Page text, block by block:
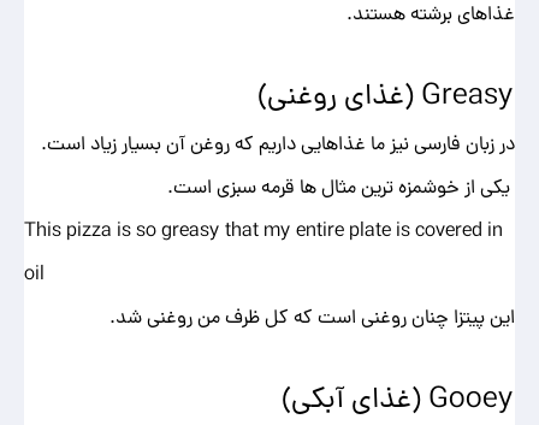
غذاهای برشته هستند.
Greasy (غذای روغنی)
در زبان فارسی نیز ما غذاهایی داریم که روغن آن بسیار زیاد است.
یکی از خوشمزه ترین مثال ها قرمه سبزی است.
This pizza is so greasy that my entire plate is covered in
oil
این پیتزا چنان روغنی است که کل ظرف من روغنی شد.
Gooey (غذای آبکی)